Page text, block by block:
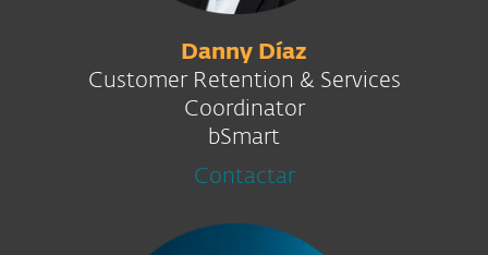
Danny Díaz
Customer Retention & Services
Coordinator
bSmart
Contactar